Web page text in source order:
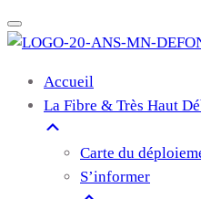
Accueil
La Fibre & Très Haut
Carte du
S’informer